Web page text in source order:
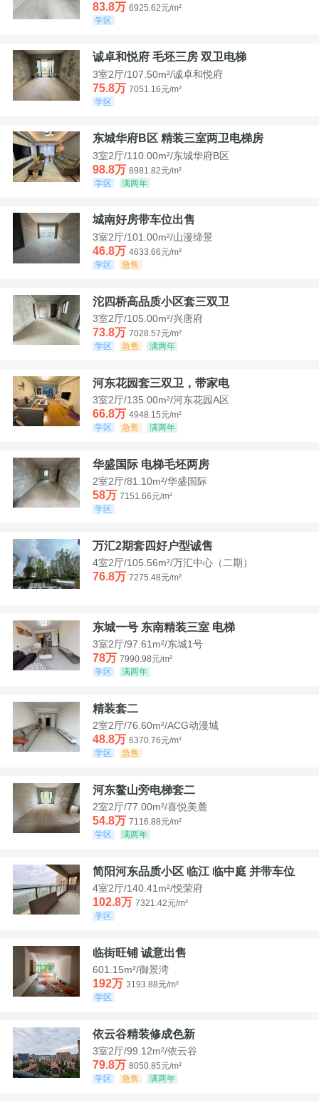
83.8万 6925.62元/m²
学区
诚卓和悦府 毛坯三房 双卫电梯
3室2厅/107.50m²/诚卓和悦府
75.8万 7051.16元/m²
学区
东城华府B区 精装三室两卫电梯房
3室2厅/110.00m²/东城华府B区
98.8万 8981.82元/m²
学区
满两年
城南好房带车位出售
3室2厅/101.00m²/山漫缔景
46.8万 4633.66元/m²
学区
急售
沱四桥高品质小区套三双卫
3室2厅/105.00m²/兴唐府
73.8万 7028.57元/m²
学区
急售 满两年
河东花园套三双卫，带家电
3室2厅/135.00m²/河东花园A区
66.8万 4948.15元/m²
学区
急售 满两年
华盛国际 电梯毛坯两房
2室2厅/81.10m²/华盛国际
58万 7151.66元/m²
学区
万汇2期套四好户型诚售
4室2厅/105.56m²/万汇中心（二期）
76.8万 7275.48元/m²
东城一号 东南精装三室 电梯
3室2厅/97.61m²/东城1号
78万 7990.98元/m²
学区
满两年
精装套二
2室2厅/76.60m²/ACG动漫城
48.8万 6370.76元/m²
学区
急售
河东鳌山旁电梯套二
2室2厅/77.00m²/喜悦美麓
54.8万 7116.88元/m²
学区
满两年
简阳河东品质小区 临江 临中庭 并带车位
4室2厅/140.41m²/悦荣府
102.8万 7321.42元/m²
学区
临街旺铺 诚意出售
601.15m²/御景湾
192万 3193.88元/m²
学区
依云谷精装修成色新
3室2厅/99.12m²/依云谷
79.8万 8050.85元/m²
学区
急售 满两年